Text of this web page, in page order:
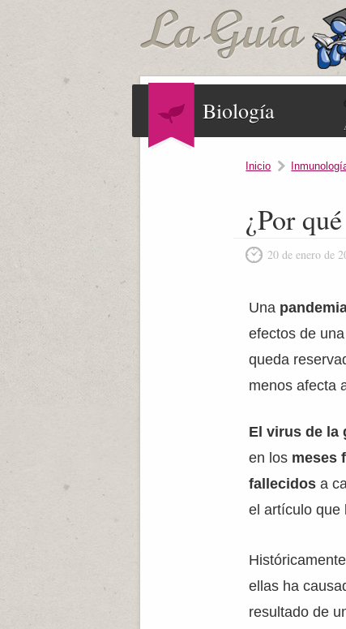
Biología
Inicio
¿Por
20 de enero de
Una
efectos de
queda
menos afecta
El virus de la
en los meses
fallecidosa
el artículo
ellas ha
resultado de